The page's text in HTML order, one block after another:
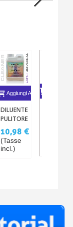
Aggiungi Al Carrello
DILUENTE
PULITORE
UNIVERSALE
(SOLVENTATO)
10,98 €
(Tasse
incl.)